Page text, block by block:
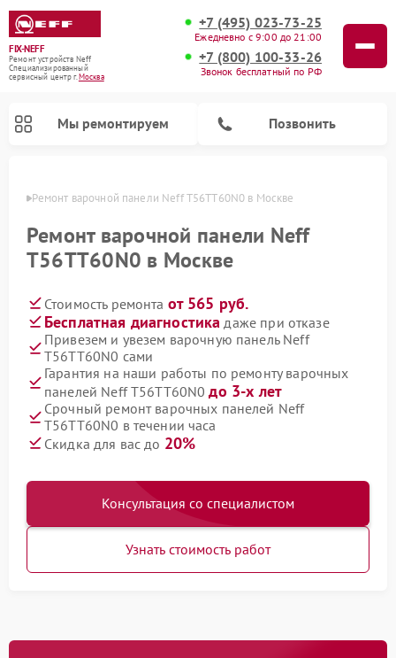
FIX-NEFF
Ремонт устройств Neff
Специализированный
cервисный центр г.Москва
+7 (495) 023-73-25
Ежедневно с 9:00 до 21:00
+7 (800) 100-33-26
Звонок бесплатный по РФ
Мы ремонтируем Позвонить
Ремонт варочной панели Neff T56TT60N0 в Москве
Ремонт варочной панели Neff
T56TT60N0 в Москве
Стоимость ремонта от 565 руб.
Бесплатная диагностика даже при отказе
Привезем и увезем варочную панель Neff
T56TT60N0 сами
Гарантия на наши работы по ремонту варочных
панелей Neff T56TT60N0до 3-х лет
Срочный ремонт варочных панелей Neff
T56TT60N0 в течении часа
Скидка для вас до 20%
Консультация со специалистом
Узнать стоимость работ